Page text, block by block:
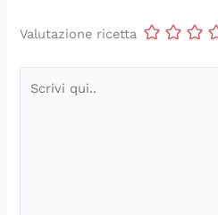
Valutazione ricetta
qui..